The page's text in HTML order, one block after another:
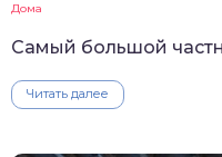
Дома
Самый большой
Читать далее